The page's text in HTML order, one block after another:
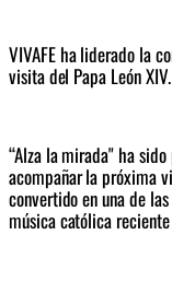
VIVAFE ha liderado la
visita del Papa León XIV.
“Alza la mirada" ha
acompañar la próxima
convertido en una de
música católica